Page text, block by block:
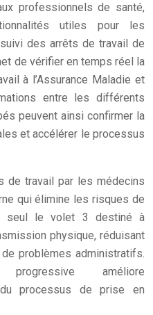
professionnels de santé,
utiles pour les
des arrêts de travail de
de vérifier en temps réel la
à l’Assurance Maladie et
entre les différents
peuvent ainsi confirmer la
et accélérer le processus
de travail par les médecins
qui élimine les risques de
seul le volet 3 destiné à
physique, réduisant
problèmes administratifs.
progressive améliore
processus de prise en